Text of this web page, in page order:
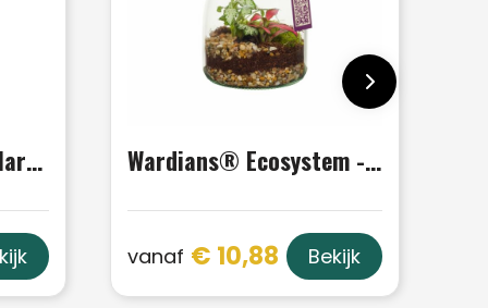
Message Printz® - Hartjesplant Wardians® Ecosystem - Bottle small
vanaf € 10,88 Bekijk